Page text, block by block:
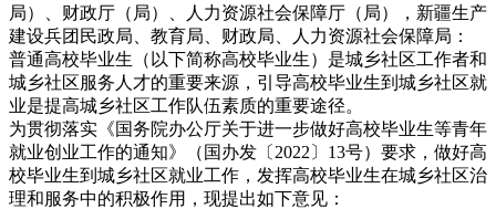
局）、财政厅（局）、人力资源社会保障厅（局），新疆生产
建设兵团民政局、教育局、财政局、人力资源社会保障局：
普通高校毕业生（以下简称高校毕业生）是城乡社区工作者和
城乡社区服务人才的重要来源，引导高校毕业生到城乡社区就
业是提高城乡社区工作队伍素质的重要途径。
为贯彻落实《国务院办公厅关于进一步做好高校毕业生等青年
就业创业工作的通知》（国办发〔2022〕13号）要求，做好高
校毕业生到城乡社区就业工作，发挥高校毕业生在城乡社区治
理和服务中的积极作用，现提出如下意见：